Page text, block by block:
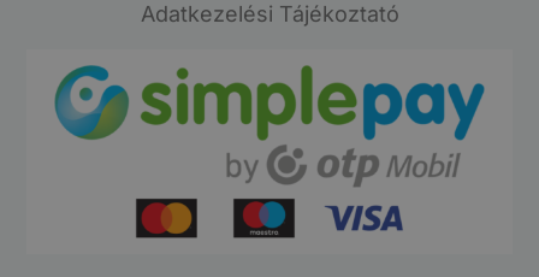
Adatkezelési Tájékoztató